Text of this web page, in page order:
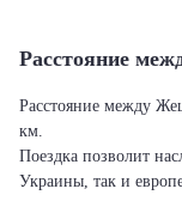
Расстояние
Расстояние между
км.
Поездка позволит
Украины, так и